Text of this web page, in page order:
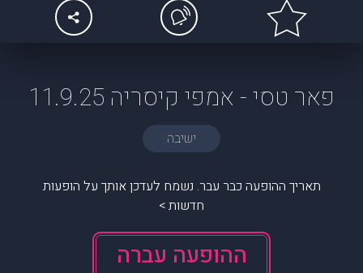
פאר טסי - אמפי קיסריה 11.9.25
ישיבה
תאריך ההופעה כבר עבר. נשמח לעדכן אותך על הופעות
חדשות >
ההופעה עברה